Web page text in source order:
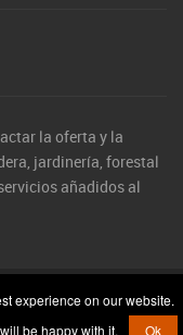
la oferta y la
jardinería, forestal
añadidos al
experience on our website.
be happy with it.
Ok